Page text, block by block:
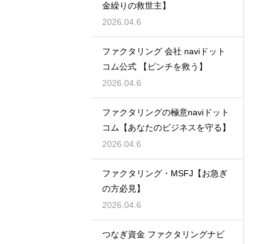
金繰りの救世主】
2026.04.6
ファクタリング 会社 naviドット
コム公式 【ピンチを救う】
2026.04.6
ファクタリングの極意naviドット
コム【あなたのビジネスを守る】
2026.04.6
ファクタリング・MSFJ【お急ぎ
の方必見】
2026.04.6
つなぎ資金 ファクタリングナビ